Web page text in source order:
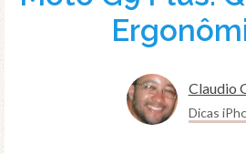
Claudio
Dicas